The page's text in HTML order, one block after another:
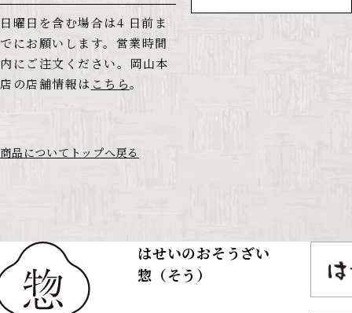
日曜日を含む場合は4 日前ま
でにお願いします。営業時間
内にご注文ください。岡山本
店の店舗情報は こちら。
商品についてトップへ戻る
はせいのおそうざい
惣（そう）